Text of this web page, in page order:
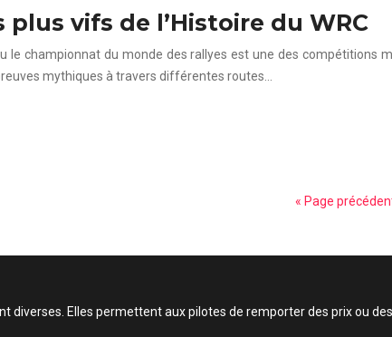
plus vifs de l’Histoire du WRC
le championnat du monde des rallyes est une des
mythiques à travers différentes routes…
« Page
diverses. Elles permettent aux pilotes de remporter des prix ou